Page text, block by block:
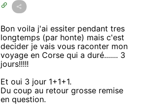
Bon voila j'ai essiter pendant tres
longtemps (par honte) mais c'est
decider je vais vous raconter mon
voyage en Corse qui a duré....... 3
jours!!!!!
Et oui 3 jour 1+1+1.
Du coup au retour grosse remise
en question.